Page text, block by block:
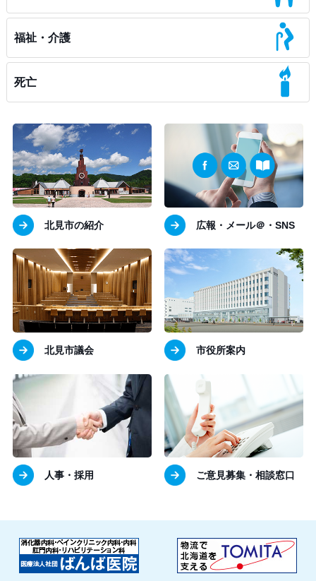
福祉・介護
死亡
北見市の紹介 広報・メール＠・SNS
北見市議会 市役所案内
人事・採用 ご意見募集・相談窓口